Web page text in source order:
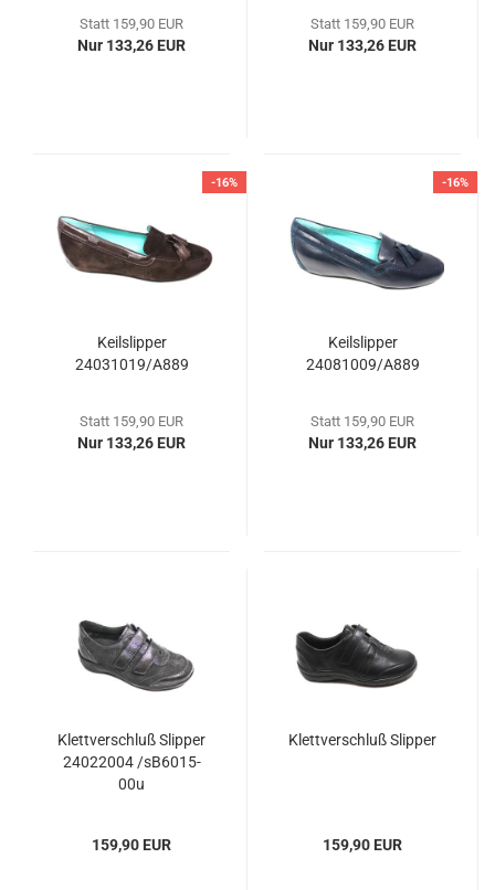
Statt 159,90 EUR
Nur 133,26 EUR
Statt 159,90 EUR
Nur 133,26 EUR
-16%
Keilslipper
24031019/A889
Statt 159,90 EUR
Nur 133,26 EUR
-16%
Keilslipper
24081009/A889
Statt 159,90 EUR
Nur 133,26 EUR
Klettverschluß Slipper
24022004 /sB6015-
00u
159,90 EUR
Klettverschluß Slipper
159,90 EUR